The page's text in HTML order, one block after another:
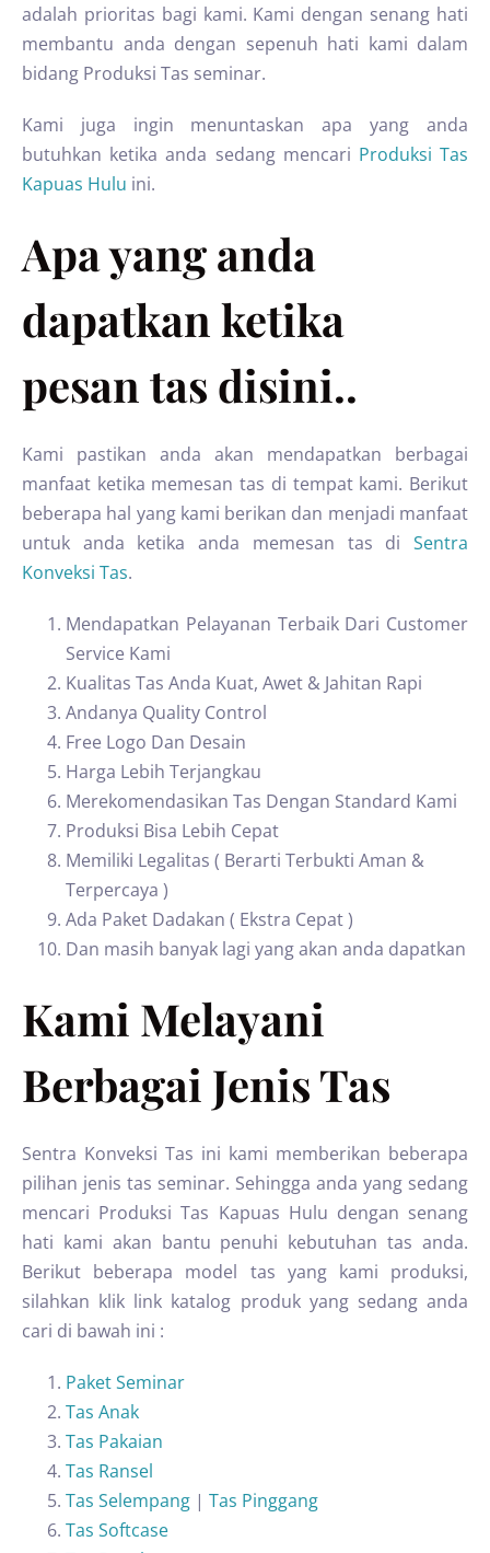
adalah prioritas bagi kami. Kami dengan senang hati
membantu anda dengan sepenuh hati kami dalam
bidang Produksi Tas seminar.
Kami juga ingin menuntaskan apa yang anda
butuhkan ketika anda sedang mencari Produksi Tas
Kapuas Hulu ini.
Apa yang anda
dapatkan ketika
pesan tas disini..
Kami pastikan anda akan mendapatkan berbagai
manfaat ketika memesan tas di tempat kami. Berikut
beberapa hal yang kami berikan dan menjadi manfaat
untuk anda ketika anda memesan tas di Sentra
Konveksi Tas.
Mendapatkan Pelayanan Terbaik Dari Customer
Service Kami
Kualitas Tas Anda Kuat, Awet & Jahitan Rapi
Andanya Quality Control
Free Logo Dan Desain
Harga Lebih Terjangkau
Merekomendasikan Tas Dengan Standard Kami
Produksi Bisa Lebih Cepat
Memiliki Legalitas ( Berarti Terbukti Aman &
Terpercaya )
Ada Paket Dadakan ( Ekstra Cepat )
Dan masih banyak lagi yang akan anda dapatkan
Kami Melayani
Berbagai Jenis Tas
Sentra Konveksi Tas ini kami memberikan beberapa
pilihan jenis tas seminar. Sehingga anda yang sedang
mencari Produksi Tas Kapuas Hulu dengan senang
hati kami akan bantu penuhi kebutuhan tas anda.
Berikut beberapa model tas yang kami produksi,
silahkan klik link katalog produk yang sedang anda
cari di bawah ini :
Paket Seminar
Tas Anak
Tas Pakaian
Tas Ransel
Tas Selempang | Tas Pinggang
Tas Softcase